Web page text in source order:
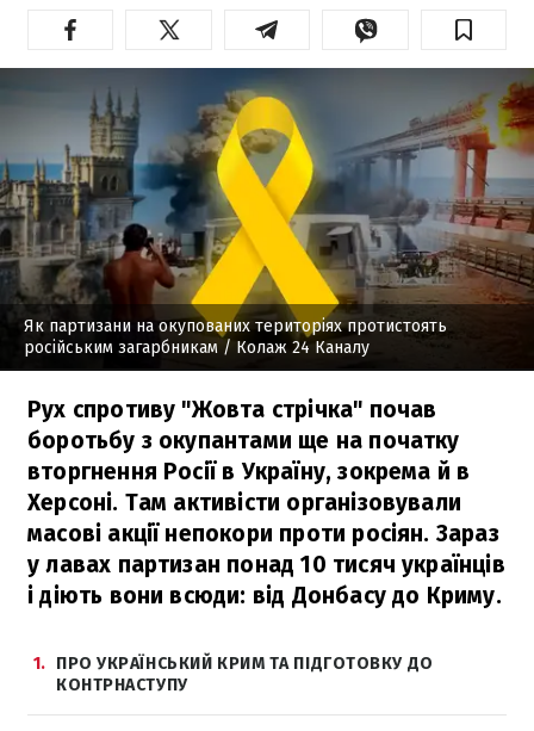
Як партизани на окупованих територіях протистоять
російським загарбникам / Колаж 24 Каналу
Рух спротиву "Жовта стрічка" почав
боротьбу з окупантами ще на початку
вторгнення Росії в Україну, зокрема й в
Херсоні. Там активісти організовували
масові акції непокори проти росіян. Зараз
у лавах партизан понад 10 тисяч українців
і діють вони всюди: від Донбасу до Криму.
1
ПРО УКРАЇНСЬКИЙ КРИМ ТА ПІДГОТОВКУ ДО
КОНТРНАСТУПУ